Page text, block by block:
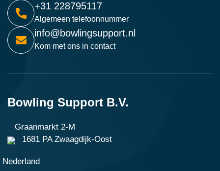
+31 228795117
Algemeen telefoonnummer
info@bowlingsupport.nl
Kom met ons in contact
Bowling Support B.V.
Graanmarkt 2-M
1681 PA Zwaagdijk-Oost
Nederland